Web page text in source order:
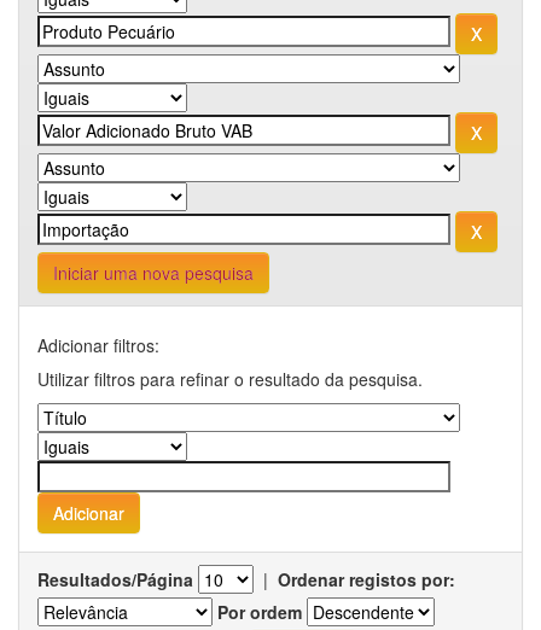
Iniciar uma nova pesquisa
Adicionar filtros:
Utilizar filtros para refinar o resultado da pesquisa.
Resultados/Página | Ordenar registos por:
Por ordem